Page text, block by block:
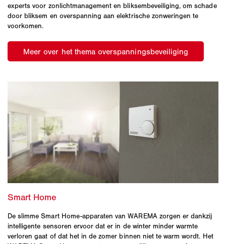
experts voor zonlichtmanagement en bliksembeveiliging, om schade
door bliksem en overspanning aan elektrische zonweringen te
voorkomen.
De slimme Smart Home-apparaten van WAREMA zorgen er dankzij
intelligente sensoren ervoor dat er in de winter minder warmte
verloren gaat of dat het in de zomer binnen niet te warm wordt. Het